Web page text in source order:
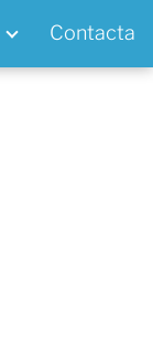
Contacta